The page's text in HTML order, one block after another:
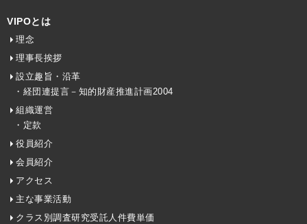
VIPOとは
理念
理事長挨拶
設立趣旨・沿革
・経団連提言－知的財産推進計画2004
組織運営
・定款
役員紹介
会員紹介
アクセス
主な事業活動
クラス別調査研究受託人件費単価